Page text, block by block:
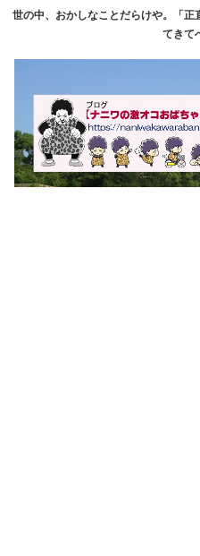
世の中、おかしなことだらけや。「
てきて